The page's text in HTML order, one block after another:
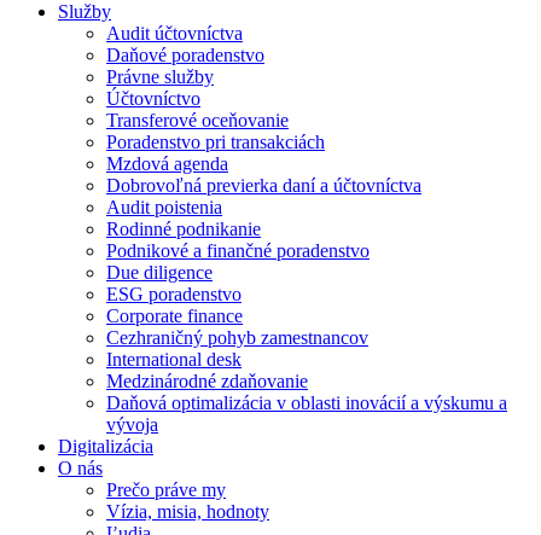
Služby
Audit účtovníctva
Daňové poradenstvo
Právne služby
Účtovníctvo
Transferové oceňovanie
Poradenstvo pri transakciách
Mzdová agenda
Dobrovoľná previerka daní a účtovníctva
Audit poistenia
Rodinné podnikanie
Podnikové a finančné poradenstvo
Due diligence
ESG poradenstvo
Corporate finance
Cezhraničný pohyb zamestnancov
International desk
Medzinárodné zdaňovanie
Daňová optimalizácia v oblasti inovácií a výskumu a
vývoja
Digitalizácia
O nás
Prečo práve my
Vízia, misia, hodnoty